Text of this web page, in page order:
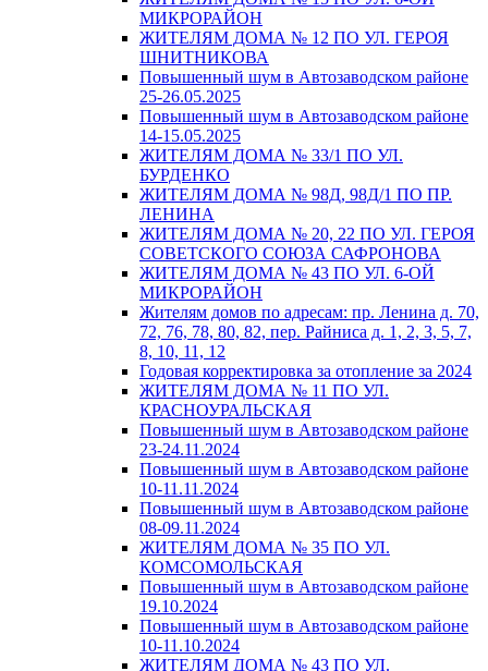
МИКРОРАЙОН
ЖИТЕЛЯМ ДОМА № 12 ПО УЛ. ГЕРОЯ
ШНИТНИКОВА
Повышенный шум в Автозаводском районе
25-26.05.2025
Повышенный шум в Автозаводском районе
14-15.05.2025
ЖИТЕЛЯМ ДОМА № 33/1 ПО УЛ.
БУРДЕНКО
ЖИТЕЛЯМ ДОМА № 98Д, 98Д/1 ПО ПР.
ЛЕНИНА
ЖИТЕЛЯМ ДОМА № 20, 22 ПО УЛ. ГЕРОЯ
СОВЕТСКОГО СОЮЗА САФРОНОВА
ЖИТЕЛЯМ ДОМА № 43 ПО УЛ. 6-ОЙ
МИКРОРАЙОН
Жителям домов по адресам: пр. Ленина д. 70,
72, 76, 78, 80, 82, пер. Райниса д. 1, 2, 3, 5, 7,
8, 10, 11, 12
Годовая корректировка за отопление за 2024
ЖИТЕЛЯМ ДОМА № 11 ПО УЛ.
КРАСНОУРАЛЬСКАЯ
Повышенный шум в Автозаводском районе
23-24.11.2024
Повышенный шум в Автозаводском районе
10-11.11.2024
Повышенный шум в Автозаводском районе
08-09.11.2024
ЖИТЕЛЯМ ДОМА № 35 ПО УЛ.
КОМСОМОЛЬСКАЯ
Повышенный шум в Автозаводском районе
19.10.2024
Повышенный шум в Автозаводском районе
10-11.10.2024
ЖИТЕЛЯМ ДОМА № 43 ПО УЛ.